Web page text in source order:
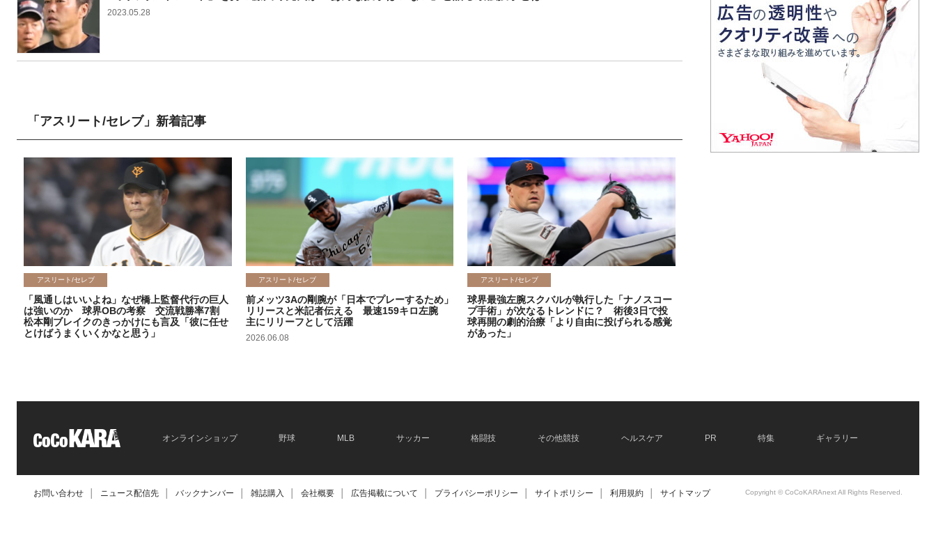
2023.05.28
「アスリート/セレブ」新着記事
アスリート/セレブ
「風通しはいいよね」なぜ橋上監督代行の巨人
は強いのか 球界OBの考察 交流戦勝率7割
松本剛ブレイクのきっかけにも言及「彼に任せ
とけばうまくいくかなと思う」
アスリート/セレブ
前メッツ3Aの剛腕が「日本でプレーするため」
リリースと米記者伝える 最速159キロ左腕
主にリリーフとして活躍
2026.06.08
アスリート/セレブ
球界最強左腕スクバルが執行した「ナノスコー
プ手術」が次なるトレンドに？ 術後3日で投
球再開の劇的治療「より自由に投げられる感覚
があった」
オンラインショップ 野球 MLB サッカー 格闘技 その他競技 ヘルスケア PR 特集 ギャラリー
お問い合わせ ニュース配信先 バックナンバー 雑誌購入 会社概要 広告掲載について プライバシーポリシー サイトポリシー 利用規約 サイトマップ Copyright © CoCoKARAnext All Rights Reserved.